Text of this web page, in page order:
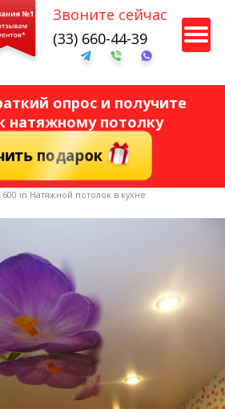
Звоните сейчас
(33) 660-44-39
Далее
опрос и получите
натяжному потолку
подарок
in Натяжной потолок в кухне